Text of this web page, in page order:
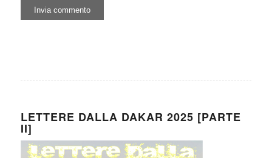
LETTERE DALLA DAKAR 2025 [PARTE
II]